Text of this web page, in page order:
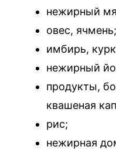
нежирный
овес, ячмень;
имбирь,
нежирный
продукты,
квашеная
рис;
нежирная